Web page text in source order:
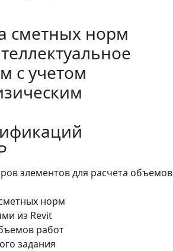
сметных норм
с учетом
элементов для расчета объемов
норм
из Revit
работ
задания